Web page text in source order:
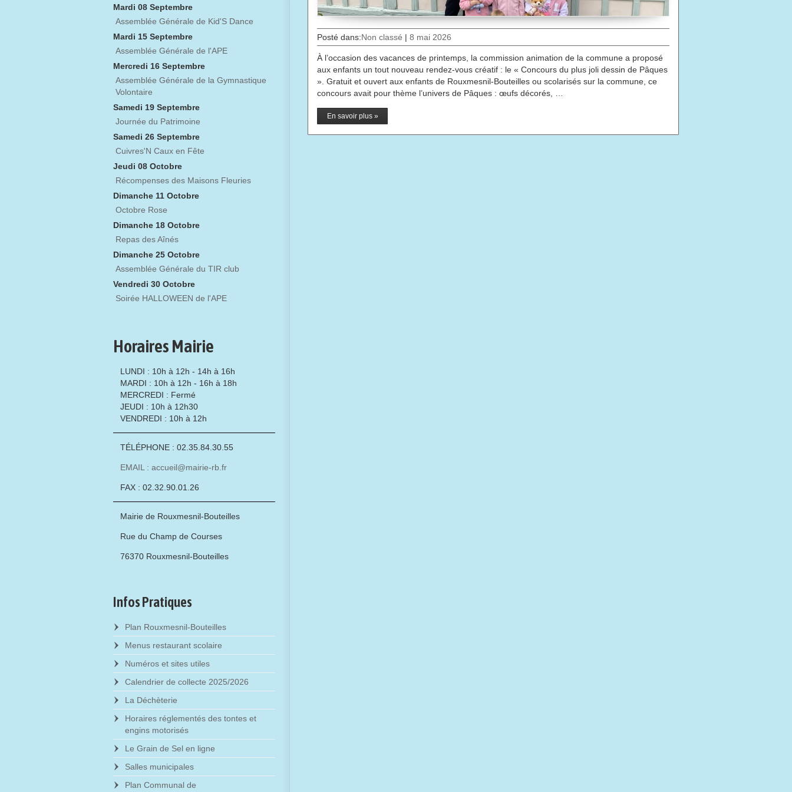
Posté dans:Non classé | 8 mai 2026
À l’occasion des vacances de printemps, la commission animation de la commune a proposé
aux enfants un tout nouveau rendez-vous créatif : le « Concours du plus joli dessin de Pâques
». Gratuit et ouvert aux enfants de Rouxmesnil-Bouteilles ou scolarisés sur la commune, ce
concours avait pour thème l’univers de Pâques : œufs décorés, …
En savoir plus »
Mardi 08 Septembre
Assemblée Générale de Kid'S Dance
Mardi 15 Septembre
Assemblée Générale de l'APE
Mercredi 16 Septembre
Assemblée Générale de la Gymnastique
Volontaire
Samedi 19 Septembre
Journée du Patrimoine
Samedi 26 Septembre
Cuivres'N Caux en Fête
Jeudi 08 Octobre
Récompenses des Maisons Fleuries
Dimanche 11 Octobre
Octobre Rose
Dimanche 18 Octobre
Repas des Aînés
Dimanche 25 Octobre
Assemblée Générale du TIR club
Vendredi 30 Octobre
Soirée HALLOWEEN de l'APE
Horaires Mairie
LUNDI : 10h à 12h - 14h à 16h
MARDI : 10h à 12h - 16h à 18h
MERCREDI : Fermé
JEUDI : 10h à 12h30
VENDREDI : 10h à 12h
TÉLÉPHONE : 02.35.84.30.55
EMAIL : accueil@mairie-rb.fr
FAX : 02.32.90.01.26
Mairie de Rouxmesnil-Bouteilles
Rue du Champ de Courses
76370 Rouxmesnil-Bouteilles
Infos Pratiques
Plan Rouxmesnil-Bouteilles
Menus restaurant scolaire
Numéros et sites utiles
Calendrier de collecte 2025/2026
La Déchèterie
Horaires réglementés des tontes et
engins motorisés
Le Grain de Sel en ligne
Salles municipales
Plan Communal de